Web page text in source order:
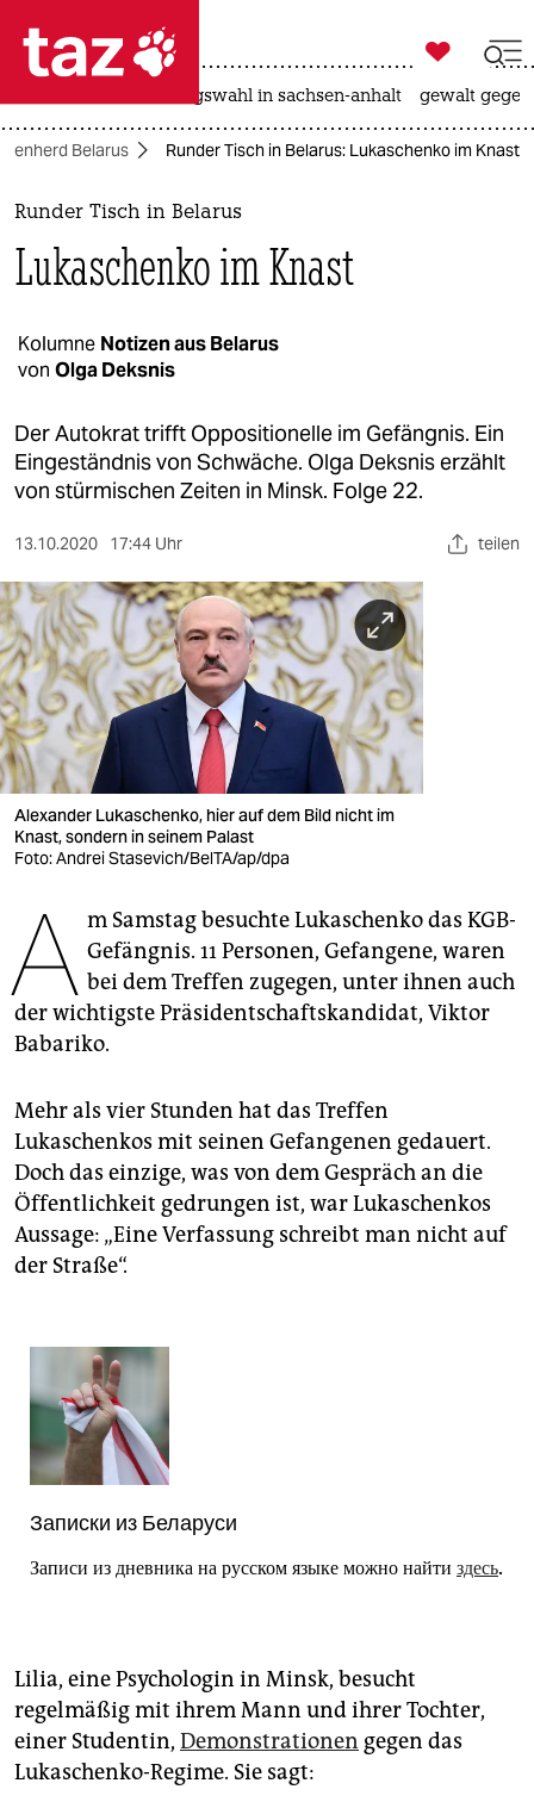
 taz zahl ich
taz zahl ich
themen
politik
gesellschaft
kultur
sport
berlin
nord
wahrheit
verlag
verlag
veranstaltungen
shop
unterstützen
abo
genossenschaft

taz zahl ich
landtagswahl in sachsen-anhalt gewalt
Belarus Runder Tisch in Belarus: Lukaschenko im Knast
Runder Tisch in Belarus
Lukaschenko im Knast
Kolumne Notizen aus Belarus
von Olga Deksnis
Der Autokrat trifft Oppositionelle im Gefängnis. Ein
Eingeständnis von Schwäche. Olga Deksnis erzählt
von stürmischen Zeiten in Minsk. Folge 22.
13.10.2020 17:44 Uhr teilen
Alexander Lukaschenko, hier auf dem Bild nicht im
Knast, sondern in seinem Palast
Foto: Andrei Stasevich/BelTA/ap/dpa
A m Samstag besuchte Lukaschenko das KGB-
Gefängnis. 11 Personen, Gefangene, waren
bei dem Treffen zugegen, unter ihnen auch
der wichtigste Präsidentschaftskandidat, Viktor
Babariko.
Mehr als vier Stunden hat das Treffen
Lukaschenkos mit seinen Gefangenen gedauert.
Doch das einzige, was von dem Gespräch an die
Öffentlichkeit gedrungen ist, war Lukaschenkos
Aussage: „Eine Verfassung schreibt man nicht auf
der Straße“.
Записки из Беларуси
Записи из дневника на русском языке можно найти здесь.
Lilia, eine Psychologin in Minsk, besucht
regelmäßig mit ihrem Mann und ihrer Tochter,
einer Studentin, Demonstrationen gegen das
Lukaschenko-Regime. Sie sagt: